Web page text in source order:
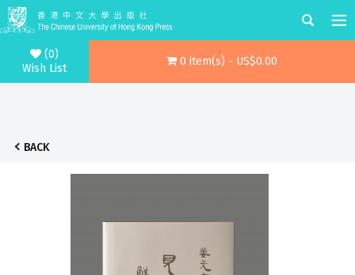
(0)
Wish List
0 item(s) - US$0.00
BACK